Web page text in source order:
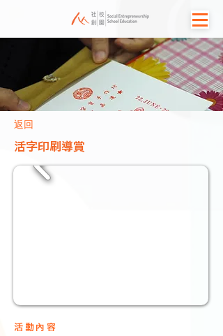
返回
活字印刷導賞
​活動內容